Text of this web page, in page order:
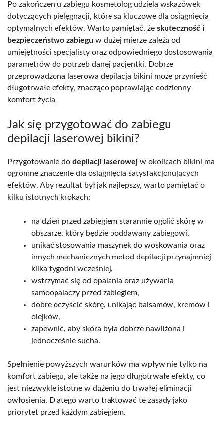
Po zakończeniu zabiegu kosmetolog udziela wskazówek
dotyczących pielęgnacji, które są kluczowe dla osiągnięcia
optymalnych efektów. Warto pamiętać, że skuteczność i
bezpieczeństwo zabiegu w dużej mierze zależą od
umiejętności specjalisty oraz odpowiedniego dostosowania
parametrów do potrzeb danej pacjentki. Dobrze
przeprowadzona laserowa depilacja bikini może przynieść
długotrwałe efekty, znacząco poprawiając codzienny
komfort życia.
Jak się przygotować do zabiegu
depilacji laserowej bikini?
Przygotowanie do depilacji laserowej w okolicach bikini ma
ogromne znaczenie dla osiągnięcia satysfakcjonujących
efektów. Aby rezultat był jak najlepszy, warto pamiętać o
kilku istotnych krokach:
na dzień przed zabiegiem starannie ogolić skórę w
obszarze, który będzie poddawany zabiegowi,
unikać stosowania maszynek do woskowania oraz
innych mechanicznych metod depilacji przynajmniej
kilka tygodni wcześniej,
wstrzymać się od opalania oraz używania
samoopalaczy przed zabiegiem,
dobre oczyścić skórę, unikając balsamów, kremów i
olejków,
zapewnić, aby skóra była dobrze nawilżona i
jednocześnie sucha.
Spełnienie powyższych warunków ma wpływ nie tylko na
komfort zabiegu, ale także na jego długotrwałe efekty, co
jest niezwykle istotne w dążeniu do trwałej eliminacji
owłosienia. Dlatego warto traktować te zasady jako
priorytet przed każdym zabiegiem.